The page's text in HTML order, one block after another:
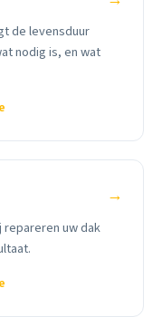
de levensduur
nodig is, en wat
→
repareren uw dak